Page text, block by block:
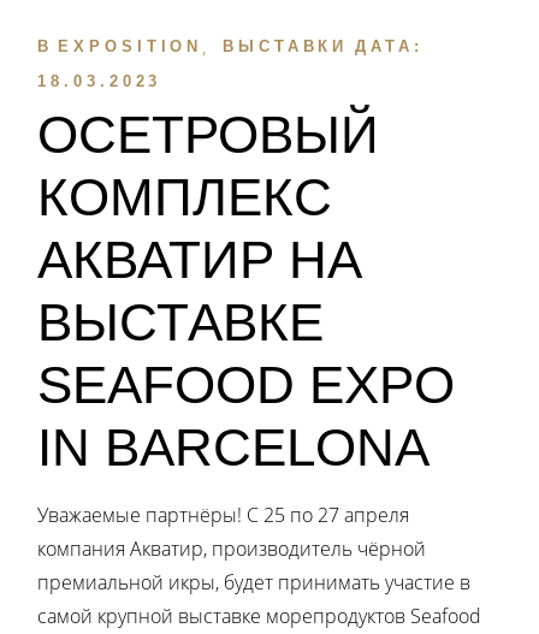
В EXPOSITION ВЫСТАВКИ
ДАТА:
18.03.2023
ОСЕТРОВЫЙ
КОМПЛЕКС
АКВАТИР НА
ВЫСТАВКЕ
SEAFOOD EXPO
IN BARCELONA
Уважаемые партнёры! С 25 по 27 апреля
компания Акватир, производитель чёрной
премиальной икры, будет принимать участие в
самой крупной выставке морепродуктов Seafood